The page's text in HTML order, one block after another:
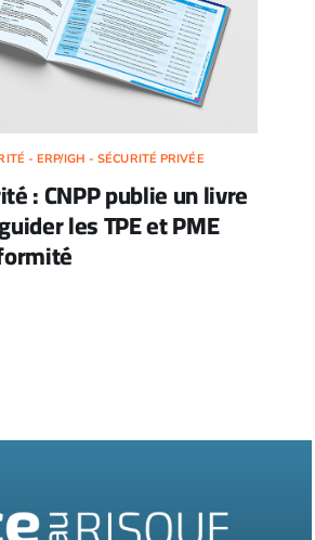
- ERP/IGH - SÉCURITÉ PRIVÉE
: CNPP publie un livre
les TPE et PME